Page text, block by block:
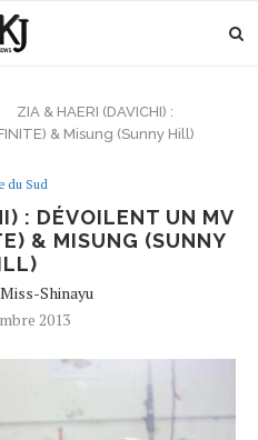
ZIA & HAERI (DAVICHI) :
& Misung (Sunny Hill)
du Sud
: DÉVOILENT UN MV
& MISUNG (SUNNY
Miss-Shinayu
2013